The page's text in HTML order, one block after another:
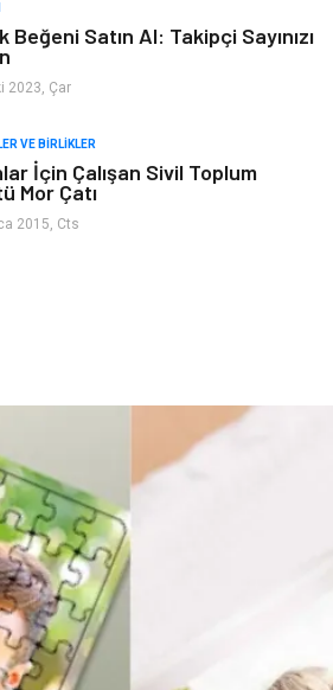
Basın Yayın
Nakliyat
Tarım & Hayvancılık
Dernekler ve Birlikler
Beğeni Satın Al: Takipçi Sayınızı
2023, Çar
VE BIRLIKLER
İçin Çalışan Sivil Toplum
Mor Çatı
2015, Cts